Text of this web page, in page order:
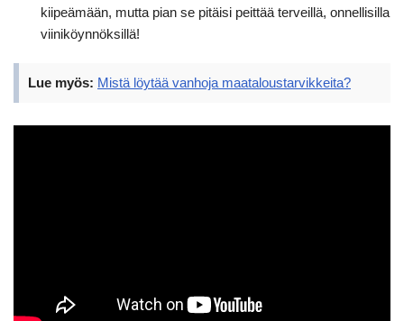
kiipeämään, mutta pian se pitäisi peittää terveillä, onnellisilla
viiniköynnöksillä!
Lue myös: Mistä löytää vanhoja maataloustarvikkeita?